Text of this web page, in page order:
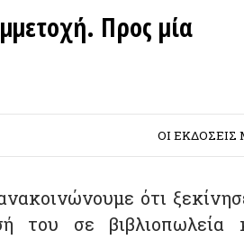
ότι ξεκίνησε η
βιβλιοπωλεία και
πόλη
, Αθήνα:
1-6.
Ανθολόγηση: Γιάβορ